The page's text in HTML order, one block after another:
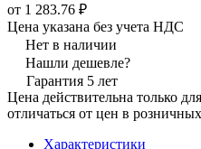
от 1 283.76 ₽
Цена указана без учета НДС
Нет в наличии
Нашли дешевле?
Гарантия 5 лет
Цена действительна только
отличаться от цен в
Характеристики